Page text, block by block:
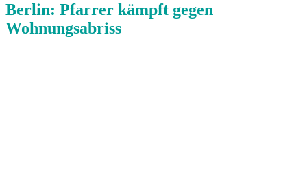
Berlin: Pfarrer kämpft gegen
Wohnungsabriss